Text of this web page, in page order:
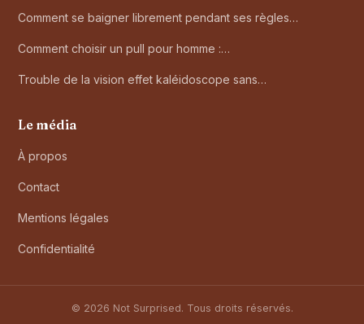
Comment se baigner librement pendant ses règles…
Comment choisir un pull pour homme :…
Trouble de la vision effet kaléidoscope sans…
Le média
À propos
Contact
Mentions légales
Confidentialité
© 2026 Not Surprised. Tous droits réservés.